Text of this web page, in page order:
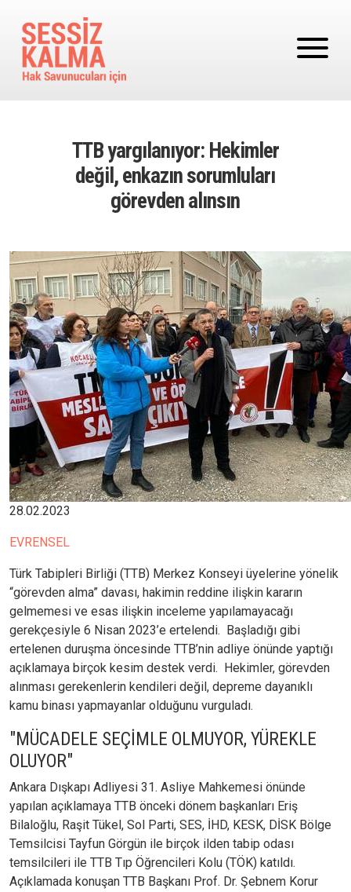
TTB yargılanıyor: Hekimler
değil, enkazın sorumluları
görevden alınsın
Image
28.02.2023
EVRENSEL
Türk Tabipleri Birliği (TTB) Merkez Konseyi üyelerine yönelik
“görevden alma” davası, hakimin reddine ilişkin kararın
gelmemesi ve esas ilişkin inceleme yapılamayacağı
gerekçesiyle 6 Nisan 2023’e ertelendi. Başladığı gibi
ertelenen duruşma öncesinde TTB’nin adliye önünde yaptığı
açıklamaya birçok kesim destek verdi. Hekimler, görevden
alınması gerekenlerin kendileri değil, depreme dayanıklı
kamu binası yapmayanlar olduğunu vurguladı.
"MÜCADELE SEÇİMLE OLMUYOR, YÜREKLE
OLUYOR"
Ankara Dışkapı Adliyesi 31. Asliye Mahkemesi önünde
yapılan açıklamaya TTB önceki dönem başkanları Eriş
Bilaloğlu, Raşit Tükel, Sol Parti, SES, İHD, KESK, DİSK Bölge
Temsilcisi Tayfun Görgün ile birçok ilden tabip odası
temsilcileri ile TTB Tıp Öğrencileri Kolu (TÖK) katıldı.
Açıklamada konuşan TTB Başkanı Prof. Dr. Şebnem Korur